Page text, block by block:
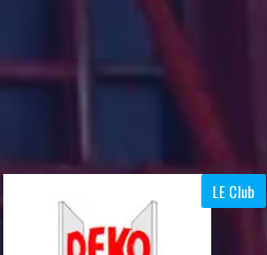
LE Club